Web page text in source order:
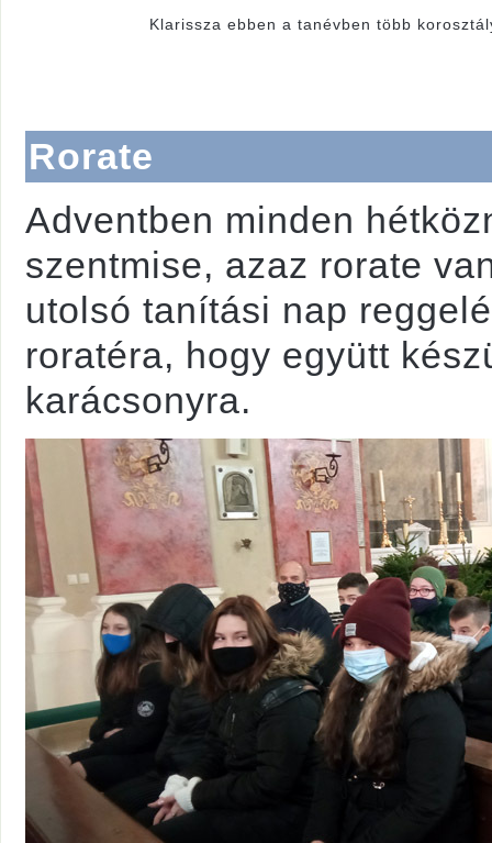
Klarissza ebben a tanévben több
Rorate
Adventben minden
szentmise, azaz rorate
utolsó tanítási nap
roratéra, hogy együtt
karácsonyra.